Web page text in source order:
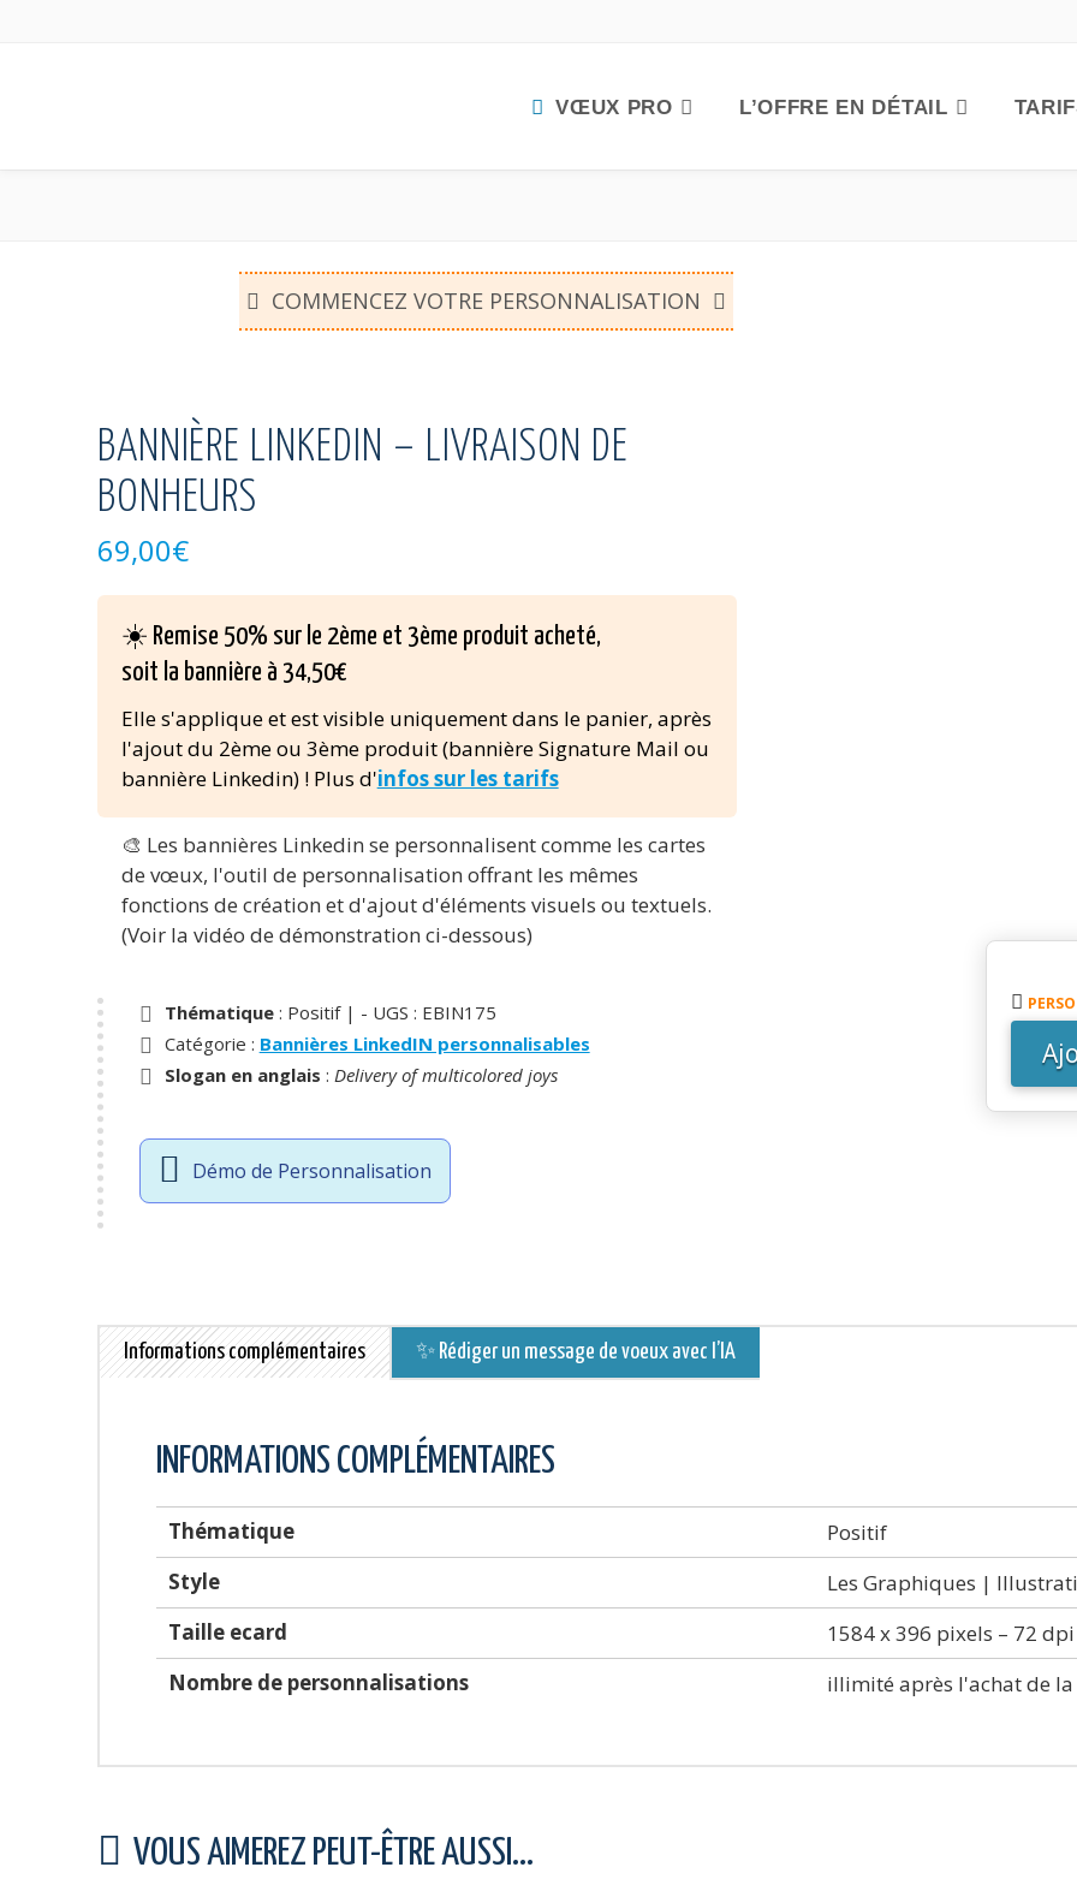
VŒUX PRO L’OFFRE EN DÉTAIL
COMMENCEZ VOTRE PERSONNALISATION
BANNIÈRE LINKEDIN – LIVRAISON DE
BONHEURS
69,00€
☀️ Remise 50% sur le 2ème et 3ème produit acheté,
soit la bannière à 34,50€
Elle s'applique et est visible uniquement dans le panier, après
l'ajout du 2ème ou 3ème produit (bannière Signature Mail ou
bannière Linkedin) ! Plus d'infos sur les tarifs
🎨 Les bannières Linkedin se personnalisent comme les cartes
de vœux, l'outil de personnalisation offrant les mêmes
fonctions de création et d'ajout d'éléments visuels ou textuels.
(Voir la vidéo de démonstration ci-dessous)
de
-
Thématique: Positif | - UGS : EBIN175
Catégorie : Bannières LinkedIN personnalisables
Slogan en anglais : Delivery of multicolored joys
Démo de Personnalisation
Informations complémentaires ✨ Rédiger un message de voeux avec l’IA
INFORMATIONS COMPLÉMENTAIRES
Thématique
Positif
Style
Les Graphiques |
Taille ecard
1584 x 396 pixels – 72 dpi
Nombre de personnalisations
illimité après l'achat de la
VOUS AIMEREZ PEUT-ÊTRE AUSSI…